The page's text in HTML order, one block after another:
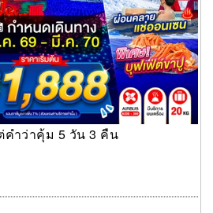
คำว่าคุ้ม 5 วัน 3 คืน